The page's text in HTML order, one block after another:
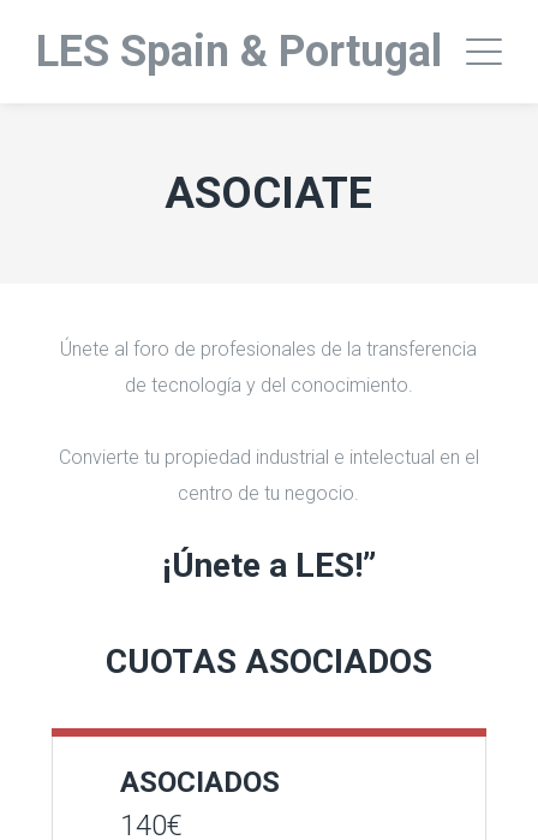
LES Spain & Portugal
ASOCIATE
Únete al foro de profesionales de la transferencia
de tecnología y del conocimiento.
Convierte tu propiedad industrial e intelectual en el
centro de tu negocio.
¡Únete a LES!”
CUOTAS ASOCIADOS
ASOCIADOS
140€